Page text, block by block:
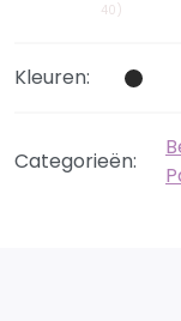
40)
Kleuren:
Categorieën: